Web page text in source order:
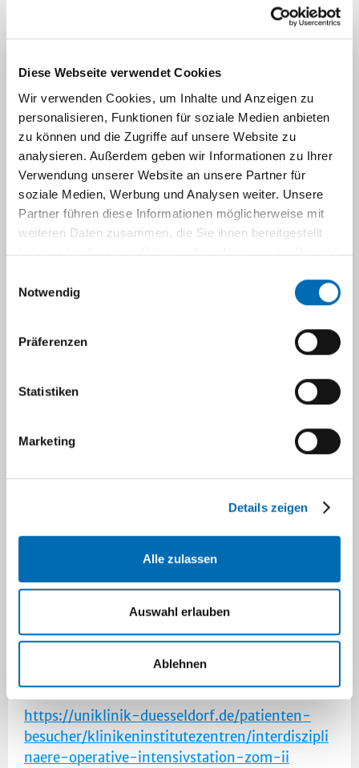
Diese Webseite verwendet Cookies
Wir verwenden Cookies, um Inhalte und Anzeigen zu
personalisieren, Funktionen für soziale Medien anbieten
zu können und die Zugriffe auf unsere Website zu
analysieren. Außerdem geben wir Informationen zu Ihrer
Verwendung unserer Website an unsere Partner für
soziale Medien, Werbung und Analysen weiter. Unsere
Partner führen diese Informationen möglicherweise mit
weiteren Daten zusammen, die Sie ihnen bereitgestellt
haben oder die sie im Rahmen Ihrer Nutzung der Dienste
Notwendig
Präferenzen
Statistiken
Marketing
Details zeigen
Alle zulassen
Auswahl erlauben
Ablehnen
Kopf-Hals-Tumorzentrum
Gastärzte | Hospitanten | Famulanten |
Praktikanten
Medizinstudenten
Zahnmedizinstudenten
Überweisungsformular Implantatsprechstunde
Links
Downloads
Interdisziplinäre Operative
Intensivstation ZOM II
https://uniklinik-duesseldorf.de/patienten-
besucher/klinikeninstitutezentren/interdiszipli
naere-operative-intensivstation-zom-ii